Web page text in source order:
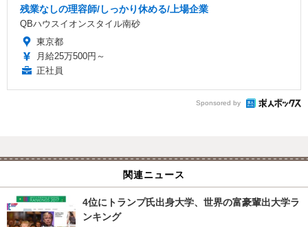
残業なしの理容師/しっかり休める/上場企業
QBハウスイオンスタイル南砂
東京都
月給25万500円～
正社員
Sponsored by
関連ニュース
4位にトランプ氏出身大学、世界の富豪輩出大学ラ
ンキング